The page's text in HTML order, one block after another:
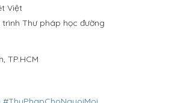
Việt
Thư pháp học đường
TP.HCM